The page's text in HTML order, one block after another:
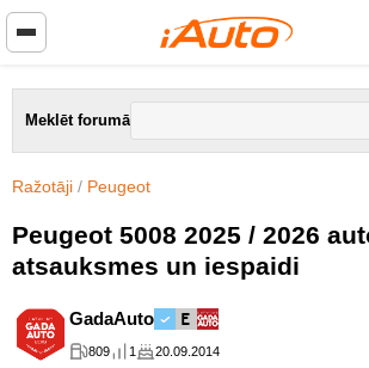
Meklēt forumā
Ražotāji / Peugeot
Peugeot 5008 2025 / 2026
atsauksmes un iespaidi
GadaAuto
809 1 20.09.2014